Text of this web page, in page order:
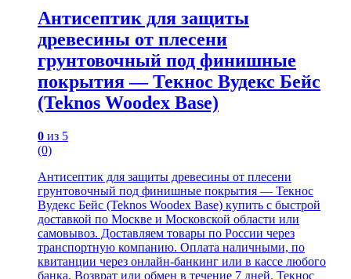
Антисептик для защиты
древесины от плесени
грунтовочный под финишные
покрытия — Текнос Вудекс Бейс
(Teknos Woodex Base)
0 из 5
(0)
Антисептик для защиты древесины от плесени
грунтовочный под финишные покрытия — Текнос
Вудекс Бейс (Teknos Woodex Base) купить с быстрой
доставкой по Москве и Московской области или
самовывоз. Доставляем товары по России через
транспортную компанию. Оплата наличными, по
квитанции через онлайн-банкинг или в кассе любого
банка. Возврат или обмен в течение 7 дней. Текнос